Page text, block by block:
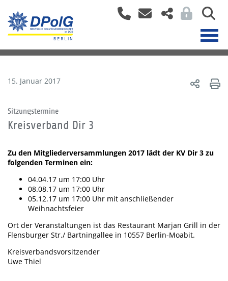
15. Januar 2017
Sitzungstermine
Kreisverband Dir 3
Zu den Mitgliederversammlungen 2017 lädt der KV Dir 3 zu
folgenden Terminen ein:
04.04.17 um 17:00 Uhr
08.08.17 um 17:00 Uhr
05.12.17 um 17:00 Uhr mit anschließender
Weihnachtsfeier
Ort der Veranstaltungen ist das Restaurant Marjan Grill in der
Flensburger Str./ Bartningallee in 10557 Berlin-Moabit.
Kreisverbandsvorsitzender
Uwe Thiel